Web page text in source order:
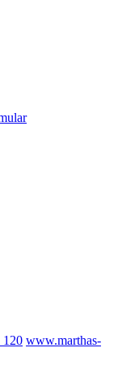
120 www.marthas-